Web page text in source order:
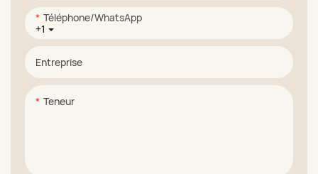
+1
Téléphone/WhatsApp
Entreprise
Teneur